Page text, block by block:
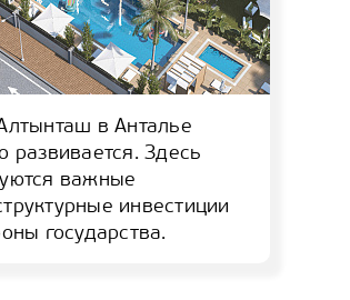
в Анталье
развивается. Здесь
важные
инвестиции
государства.